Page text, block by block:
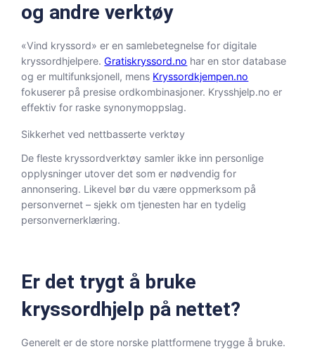
og andre verktøy
«Vind kryssord» er en samlebetegnelse for digitale
kryssordhjelpere.Gratiskryssord.no har en stor database
og er multifunksjonell, mens Kryssordkjempen.no
fokuserer på presise ordkombinasjoner. Krysshjelp.no er
effektiv for raske synonymoppslag.
Sikkerhet ved nettbasserte verktøy
De fleste kryssordverktøy samler ikke inn personlige
opplysninger utover det som er nødvendig for
annonsering. Likevel bør du være oppmerksom på
personvernet – sjekk om tjenesten har en tydelig
personvernerklæring.
Er det trygt å bruke
kryssordhjelp på nettet?
Generelt er de store norske plattformene trygge å bruke.